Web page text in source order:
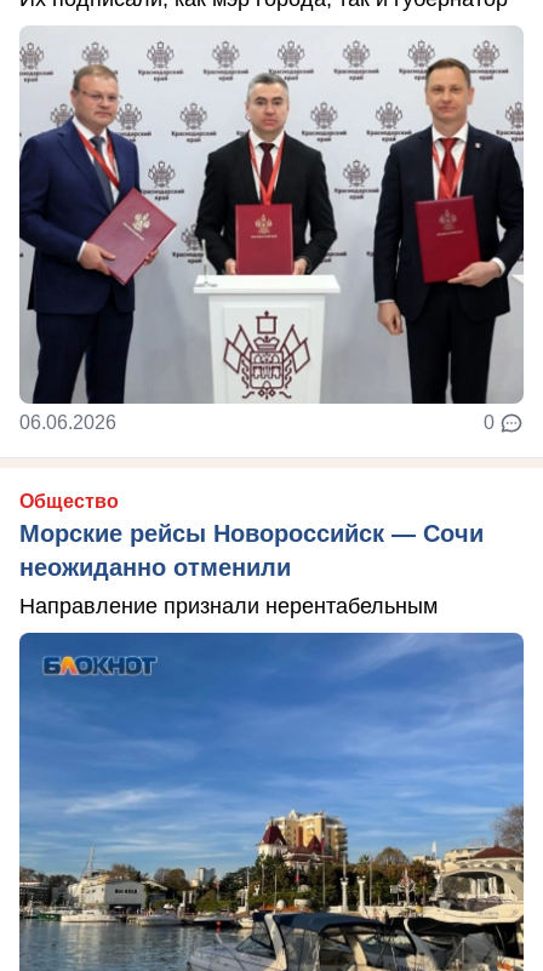
06.06.2026 0
Общество
Морские рейсы Новороссийск — Сочи
неожиданно отменили
Направление признали нерентабельным